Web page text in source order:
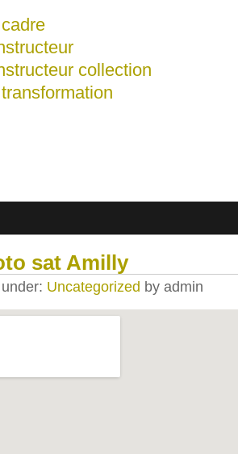
collection
sat Amilly
Uncategorized by admin